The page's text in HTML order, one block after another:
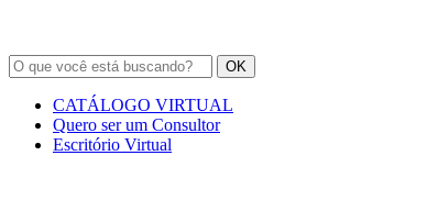
OK
CATÁLOGO VIRTUAL
Quero ser um Consultor
Escritório Virtual